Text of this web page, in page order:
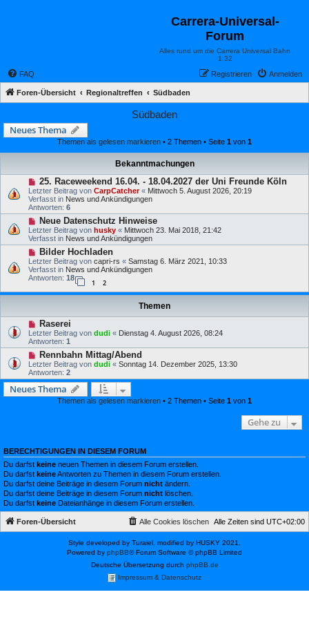
Carrera-Universal-
Forum
Alles rund um die Carrera Universal Bahn
1:32
FAQ Anmelden
Registrieren
Foren-Übersicht Regionaltreffen Südbaden
Südbaden
Neues Thema
Themen als gelesen markieren • 2 Themen • Seite 1 von 1
Bekanntmachungen
25. Raceweekend 16.04. - 18.04.2027 der Uni Freunde Köln
Letzter Beitrag von CarpCatcher« Mittwoch 5. August 2026, 20:19
Verfasst in News und Ankündigungen
Antworten: 6
Neue Datenschutz Hinweise
Letzter Beitrag von husky « Mittwoch 23. Mai 2018, 21:42
Verfasst in News und Ankündigungen
Bilder Hochladen
Letzter Beitrag von capri-rs « Samstag 6. März 2021, 10:33
Verfasst in News und Ankündigungen
Antworten: 18
1 2
Themen
Raserei
Letzter Beitrag von dudi « Dienstag 4. August 2026, 08:24
Antworten: 1
Rennbahn Mittag/Abend
Letzter Beitrag von dudi « Sonntag 14. Dezember 2025, 13:30
Antworten: 2
Neues Thema
Themen als gelesen markieren • 2 Themen • Seite 1 von 1
Gehe zu
BERECHTIGUNGEN IN DIESEM FORUM
Du darfst keine neuen Themen in diesem Forum erstellen.
Du darfst keineAntworten zu Themen in diesem Forum erstellen.
Du darfst deine Beiträge in diesem Forum nicht ändern.
Du darfst deine Beiträge in diesem Forum nicht löschen.
Du darfst keine Dateianhänge in diesem Forum erstellen.
Foren-Übersicht Alle Zeiten sind UTC+02:00
Alle Cookies löschen
Style developed by Turaiel, modified by HUSKY 2021,
Powered by phpBB® Forum Software © phpBB Limited
Deutsche Übersetzung durch phpBB.de
Impressum & Datenschutz